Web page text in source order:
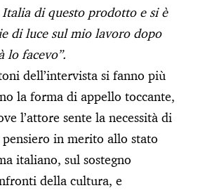
di questo prodotto e si è
di luce sul mio lavoro dopo
lo facevo”.
dell’intervista si fanno più
la forma di appello toccante,
l’attore sente la necessità di
in merito allo stato
italiano, sul sostegno
della cultura, e